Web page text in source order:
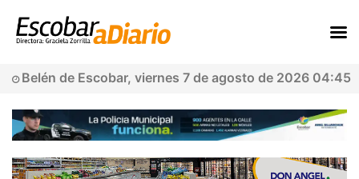
Belén de Escobar, viernes 7 de agosto de 2026 04:45